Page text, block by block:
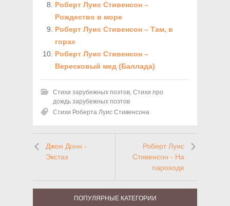
Роберт Луис Стивенсон –
Рождество в море
Роберт Луис Стивенсон – Там, в
горах
Роберт Луис Стивенсон –
Вересковый мед (Баллада)
Стихи зарубежных поэтов, Стихи про
дождь зарубежных поэтов
Стихи Роберта Луис Стивенсона
Джон Донн -
Экстаз
Роберт Луис
Стивенсон - На
пароходе
ПОПУЛЯРНЫЕ КАТЕГОРИИ